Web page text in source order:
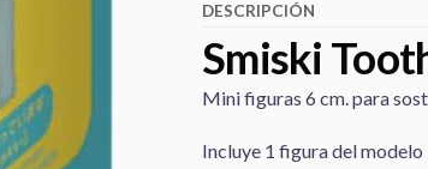
DESCRIPCIÓN
Smiski
Mini figuras 6 cm. para
Incluye 1 figura del modelo